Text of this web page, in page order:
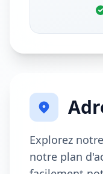
Explorez
notre plan